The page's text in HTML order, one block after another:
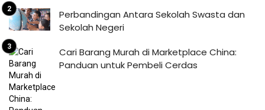
Perbandingan Antara Sekolah Swasta dan
Sekolah Negeri
Cari Barang Murah di Marketplace China:
Panduan untuk Pembeli Cerdas